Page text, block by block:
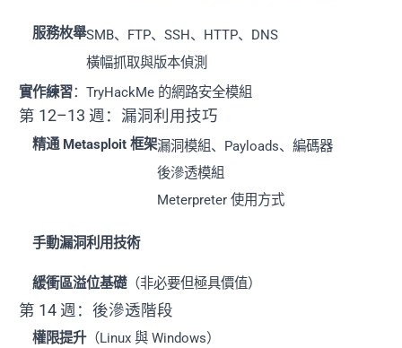
服務枚舉SMB、FTP、SSH、HTTP、DNS
橫幅抓取與版本偵測
實作練習：TryHackMe 的網路安全模組
第 12–13 週：漏洞利用技巧
精通 Metasploit 框架漏洞模組、Payloads、編碼器
後滲透模組
Meterpreter 使用方式
手動漏洞利用技術
緩衝區溢位基礎（非必要但極具價值）
第 14 週：後滲透階段
權限提升（Linux 與 Windows）